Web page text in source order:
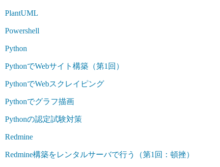
PlantUML
Powershell
Python
PythonでWebサイト構築（第1回）
PythonでWebスクレイピング
Pythonでグラフ描画
Pythonの認定試験対策
Redmine
Redmine構築をレンタルサーバで行う（第1回：頓挫）